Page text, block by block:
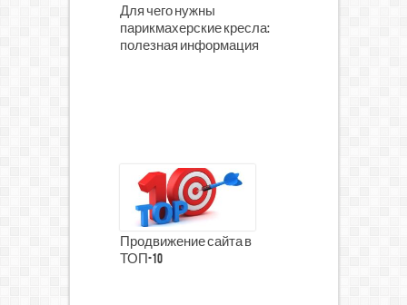
Для чего нужны
парикмахерские кресла:
полезная информация
Продвижение сайта в
ТОП-10